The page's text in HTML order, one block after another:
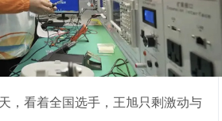
，看着全国选手，王旭只剩激动与